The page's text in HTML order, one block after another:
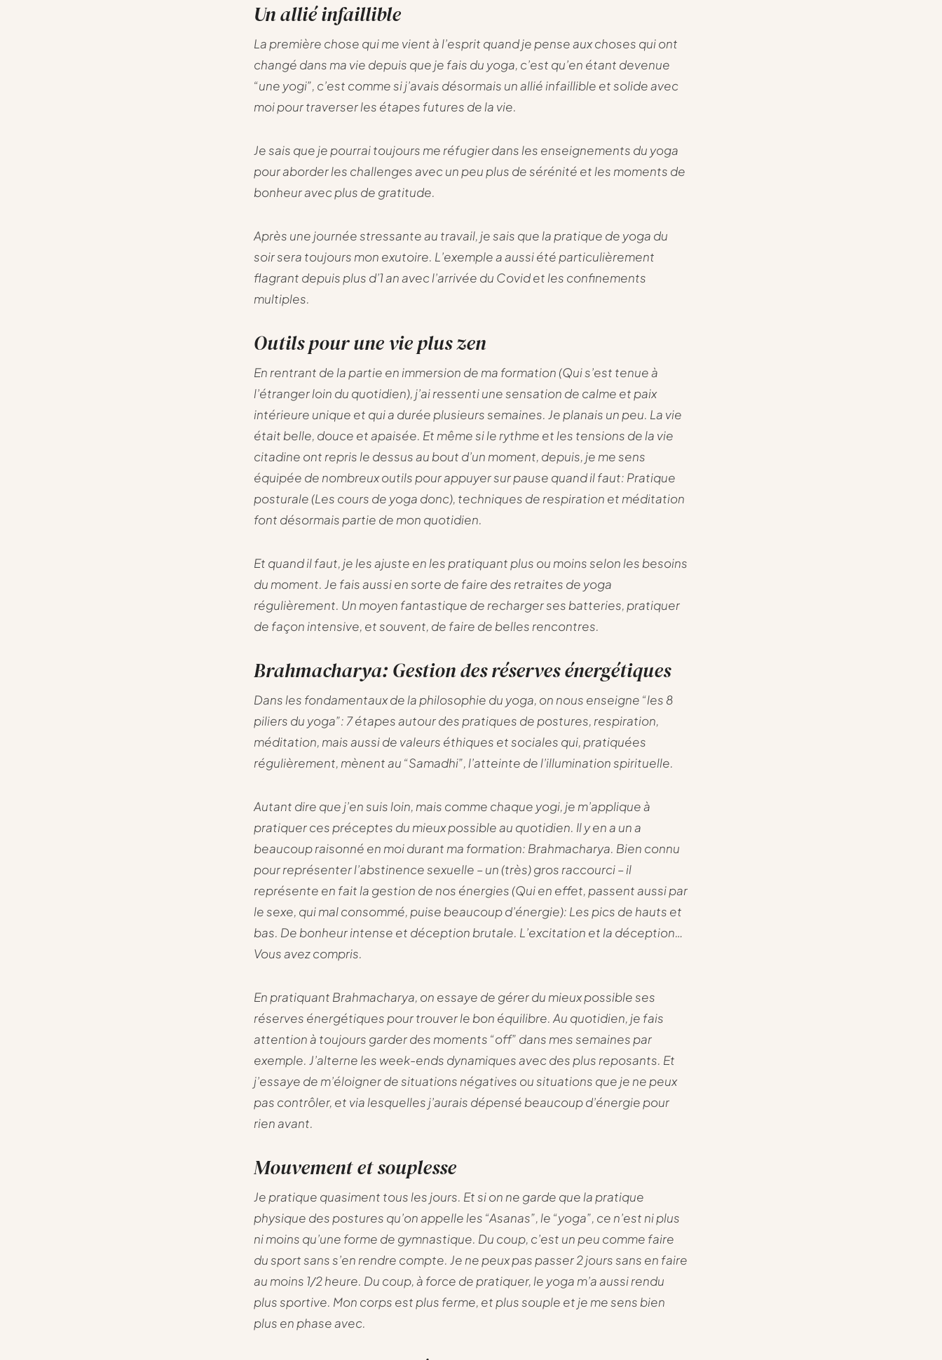
Un allié infaillible
La première chose qui me vient à l’esprit quand je pense aux choses qui ont
changé dans ma vie depuis que je fais du yoga, c’est qu’en étant devenue
“une yogi”, c’est comme si j’avais désormais un allié infaillible et solide avec
moi pour traverser les étapes futures de la vie.
Je sais que je pourrai toujours me réfugier dans les enseignements du yoga
pour aborder les challenges avec un peu plus de sérénité et les moments de
bonheur avec plus de gratitude.
Après une journée stressante au travail, je sais que la pratique de yoga du
soir sera toujours mon exutoire. L’exemple a aussi été particulièrement
flagrant depuis plus d’1 an avec l’arrivée du Covid et les confinements
multiples.
Outils pour une vie plus zen
En rentrant de la partie en immersion de ma formation (Qui s’est tenue à
l’étranger loin du quotidien), j’ai ressenti une sensation de calme et paix
intérieure unique et qui a durée plusieurs semaines. Je planais un peu. La vie
était belle, douce et apaisée. Et même si le rythme et les tensions de la vie
citadine ont repris le dessus au bout d’un moment, depuis, je me sens
équipée de nombreux outils pour appuyer sur pause quand il faut: Pratique
posturale (Les cours de yoga donc), techniques de respiration et méditation
font désormais partie de mon quotidien.
Et quand il faut, je les ajuste en les pratiquant plus ou moins selon les besoins
du moment. Je fais aussi en sorte de faire des retraites de yoga
régulièrement. Un moyen fantastique de recharger ses batteries, pratiquer
de façon intensive, et souvent, de faire de belles rencontres.
Brahmacharya: Gestion des réserves énergétiques
Dans les fondamentaux de la philosophie du yoga, on nous enseigne “les 8
piliers du yoga”: 7 étapes autour des pratiques de postures, respiration,
méditation, mais aussi de valeurs éthiques et sociales qui, pratiquées
régulièrement, mènent au “Samadhi”, l’atteinte de l’illumination spirituelle.
Autant dire que j’en suis loin, mais comme chaque yogi, je m’applique à
pratiquer ces préceptes du mieux possible au quotidien. Il y en a un a
beaucoup raisonné en moi durant ma formation: Brahmacharya. Bien connu
pour représenter l’abstinence sexuelle – un (très) gros raccourci – il
représente en fait la gestion de nos énergies (Qui en effet, passent aussi par
le sexe, qui mal consommé, puise beaucoup d’énergie): Les pics de hauts et
bas. De bonheur intense et déception brutale. L’excitation et la déception…
Vous avez compris.
En pratiquant Brahmacharya, on essaye de gérer du mieux possible ses
réserves énergétiques pour trouver le bon équilibre. Au quotidien, je fais
attention à toujours garder des moments “off” dans mes semaines par
exemple. J’alterne les week-ends dynamiques avec des plus reposants. Et
j’essaye de m’éloigner de situations négatives ou situations que je ne peux
pas contrôler, et via lesquelles j’aurais dépensé beaucoup d’énergie pour
rien avant.
Mouvement et souplesse
Je pratique quasiment tous les jours. Et si on ne garde que la pratique
physique des postures qu’on appelle les “Asanas”, le “yoga”, ce n’est ni plus
ni moins qu’une forme de gymnastique. Du coup, c’est un peu comme faire
du sport sans s’en rendre compte. Je ne peux pas passer 2 jours sans en faire
au moins 1/2 heure. Du coup, à force de pratiquer, le yoga m’a aussi rendu
plus sportive. Mon corps est plus ferme, et plus souple et je me sens bien
plus en phase avec.